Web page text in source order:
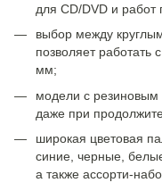
для CD/DVD и
выбор между
позволяет работать
мм;
модели с
даже при
широкая цветовая
синие, черные,
а также ассорти-